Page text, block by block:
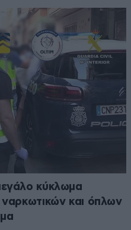
κύκλωμα
και όπλων